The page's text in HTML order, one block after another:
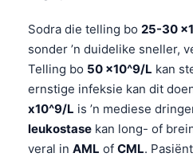
Sodra die telling bo 25-30
sonder ’n duidelike sneller,
Telling bo 50 x10^9/L kan
ernstige infeksie kan dit
x10^9/L is ’n mediese
leukostase kan long- of
veral in AML of CML.